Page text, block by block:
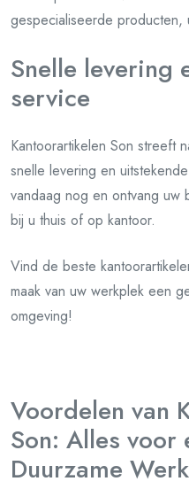
gespecialiseerde producten,
Snelle levering
service
Kantoorartikelen Son streeft
snelle levering en
vandaag nog en ontvang
bij u thuis of op kantoor.
Vind de beste
maak van uw werkplek een
omgeving!
Voordelen van
Son: Alles voor
Duurzame